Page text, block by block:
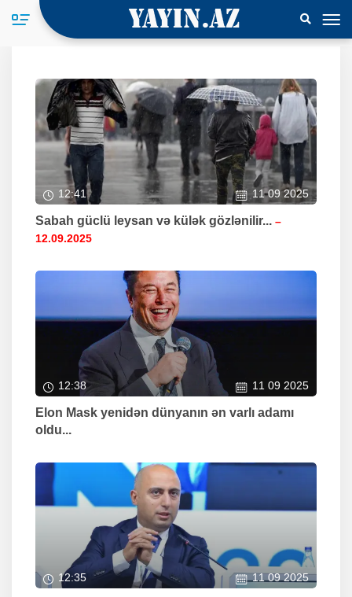
12:41 11 09 2025
Sabah güclü leysan və külək gözlənilir... –
12.09.2025
12:38 11 09 2025
Elon Mask yenidən dünyanın ən varlı adamı
oldu...
12:35 11 09 2025